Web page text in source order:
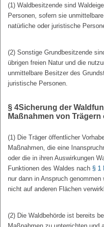
(1) Waldbesitzende sind
Personen, sofern sie
natürliche oder juristische
(2) Sonstige Grundbesitzende
übrigen freien Natur und die
unmittelbare Besitzer des
juristische Personen.
§ 4Sicherung der
Maßnahmen von
(1) Die Träger öffentlicher
Maßnahmen, die eine
oder die in ihren Auswirkungen
Funktionen des Waldes nach § 1
nur dann in Anspruch
nicht auf anderen Flächen
(2) Die Waldbehörde ist bereits